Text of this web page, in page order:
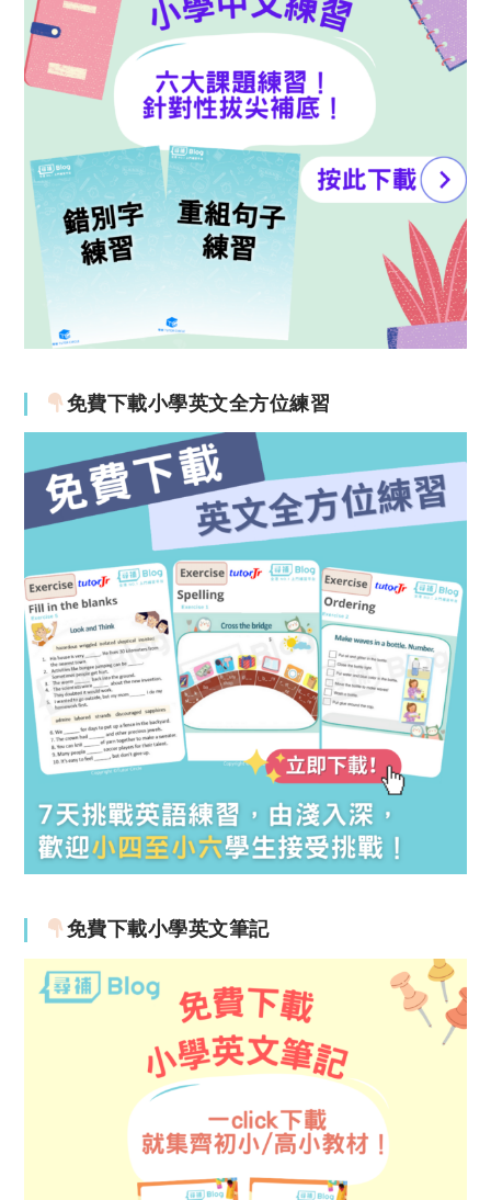
免費下載小學英文全方位練習
免費下載小學英文筆記